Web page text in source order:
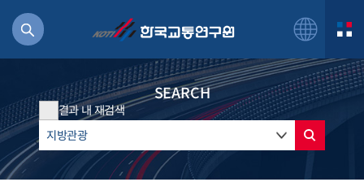
SEARCH
결과 내 재검색